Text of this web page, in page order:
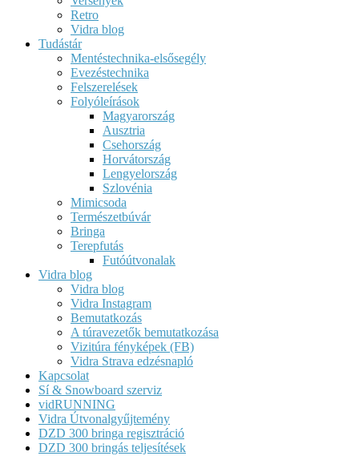
Retro
Vidra blog
Tudástár
Mentéstechnika-elsősegély
Evezéstechnika
Felszerelések
Folyóleírások
Magyarország
Ausztria
Csehország
Horvátország
Lengyelország
Szlovénia
Mimicsoda
Természetbúvár
Bringa
Terepfutás
Futóútvonalak
Vidra blog
Vidra blog
Vidra Instagram
Bemutatkozás
A túravezetők bemutatkozása
Vizitúra fényképek (FB)
Vidra Strava edzésnapló
Kapcsolat
Sí & Snowboard szerviz
vidRUNNING
Vidra Útvonalgyűjtemény
DZD 300 bringa regisztráció
DZD 300 bringás teljesítések